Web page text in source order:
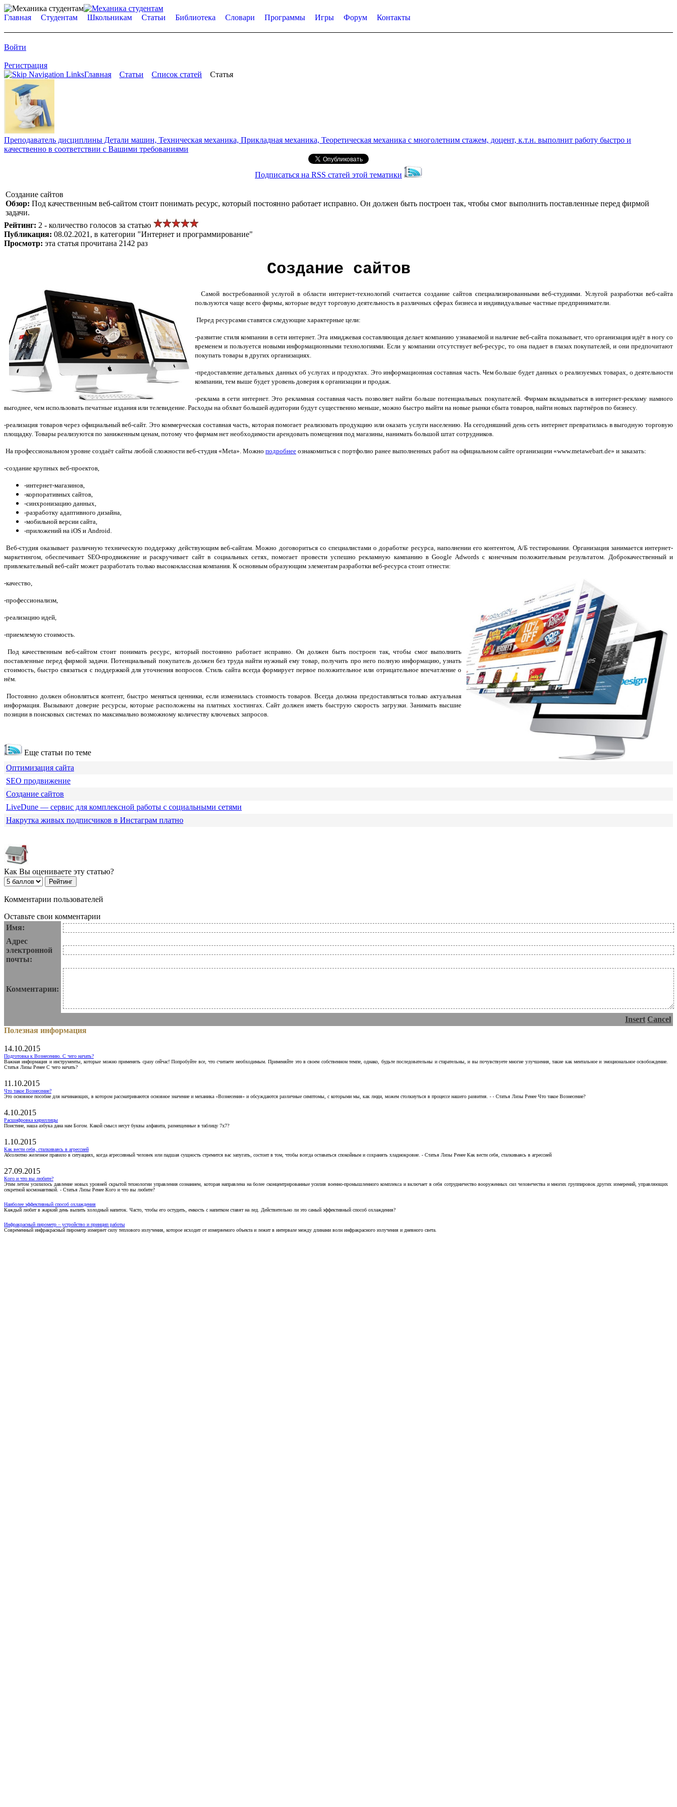
Главная Студентам Школьникам Статьи Библиотека Словари Программы Игры Форум Контакты
Войти
Регистрация
Главная
Статьи Список статей Статья
Преподаватель дисциплины Детали машин, Техническая механика, Прикладная механика, Теоретическая механика с многолетним стажем, доцент, к.т.н. выполнит работу быстро и
качественно в соответствии с Вашими требованиями
Подписаться на RSS статей этой тематики
Создание сайтов
Обзор: Под качественным веб-сайтом стоит понимать ресурс, который постоянно работает исправно. Он должен быть построен так, чтобы смог выполнить поставленные перед фирмой
задачи.
Рейтинг: 2 - количество голосов за статью
Публикация: 08.02.2021, в категории "Интернет и программирование"
Просмотр: эта статья прочитана 2142 раз
Создание сайтов
Самой востребованной услугой в области интернет-технологий считается создание сайтов специализированными веб-студиями. Услугой разработки веб-сайта
пользуются чаще всего фирмы, которые ведут торговую деятельность в различных сферах бизнеса и индивидуальные частные предприниматели.
Перед ресурсами ставятся следующие характерные цели:
-развитие стиля компании в сети интернет. Эта имиджевая составляющая делает компанию узнаваемой и наличие веб-сайта показывает, что организация идёт в ногу со
временем и пользуется новыми информационными технологиями. Если у компании отсутствует веб-ресурс, то она падает в глазах покупателей, и они предпочитают
покупать товары в других организациях.
-предоставление детальных данных об услугах и продуктах. Это информационная составная часть. Чем больше будет данных о реализуемых товарах, о деятельности
компании, тем выше будет уровень доверия к организации и продаж.
-реклама в сети интернет. Это рекламная составная часть позволяет найти больше потенциальных покупателей. Фирмам вкладываться в интернет-рекламу намного
выгоднее, чем использовать печатные издания или телевидение. Расходы на обхват большей аудитории будут существенно меньше, можно быстро выйти на новые рынки сбыта товаров, найти новых партнёров по бизнесу.
-реализация товаров через официальный веб-сайт. Это коммерческая составная часть, которая помогает реализовать продукцию или оказать услуги населению. На сегодняшний день сеть интернет превратилась в выгодную торговую
площадку. Товары реализуются по заниженным ценам, потому что фирмам нет необходимости арендовать помещения под магазины, нанимать большой штат сотрудников.
На профессиональном уровне создаёт сайты любой сложности веб-студия «Meta». Можно подробнее ознакомиться с портфолио ранее выполненных работ на официальном сайте организации «www.metawebart.de» и заказать:
-создание крупных веб-проектов,
-интернет-магазинов,
-корпоративных сайтов,
-синхронизацию данных,
-разработку адаптивного дизайна,
-мобильной версии сайта,
-приложений на iOS и Android.
Веб-студия оказывает различную техническую поддержку действующим веб-сайтам. Можно договориться со специалистами о доработке ресурса, наполнении его контентом, А/Б тестировании. Организация занимается интернет-
маркетингом, обеспечивает SEO-продвижение и раскручивает сайт в социальных сетях, помогает провести успешно рекламную кампанию в Google Adwords с конечным положительным результатом. Доброкачественный и
привлекательный веб-сайт может разработать только высококлассная компания. К основным образующим элементам разработки веб-ресурса стоит отнести:
-качество,
-профессионализм,
-реализацию идей,
-приемлемую стоимость.
Под качественным веб-сайтом стоит понимать ресурс, который постоянно работает исправно. Он должен быть построен так, чтобы смог выполнить
поставленные перед фирмой задачи. Потенциальный покупатель должен без труда найти нужный ему товар, получить про него полную информацию, узнать
стоимость, быстро связаться с поддержкой для уточнения вопросов. Стиль сайта всегда формирует первое положительное или отрицательное впечатление о
нём.
Постоянно должен обновляться контент, быстро меняться ценники, если изменилась стоимость товаров. Всегда должна предоставляться только актуальная
информация. Вызывают доверие ресурсы, которые расположены на платных хостингах. Сайт должен иметь быструю скорость загрузки. Занимать высшие
позиции в поисковых системах по максимально возможному количеству ключевых запросов.
Еще статьи по теме
Оптимизация сайта
SEO продвижение
Создание сайтов
LiveDune — сервис для комплексной работы с социальными сетями
Накрутка живых подписчиков в Инстаграм платно
Как Вы оцениваете эту статью?
Комментарии пользователей
Оставьте свои комментарии
Имя:
Адрес
электронной
почты:
Комментарии:
Insert Cancel
Полезная информация
14.10.2015
Подготовка к Вознесению. С чего начать?
Важная информация и инструменты, которые можно применять сразу сейчас! Попробуйте все, что считаете необходимым. Применяйте это в своем собственном темпе, однако, будьте последовательны и старательны, и вы почувствуете многие улучшения, такие как ментальное и эмоциональное освобождение.
Статья Лизы Ренее С чего начать?
11.10.2015
Что такое Вознесение?
Это основное пособие для начинающих, в котором рассматриваются основное значение и механика «Вознесения» и обсуждаются различные симптомы, с которыми мы, как люди, можем столкнуться в процессе нашего развития. - - Статья Лизы Ренее Что такое Вознесение?
4.10.2015
Расшифровка кириллицы
Поистине, наша азбука дана нам Богом. Какой смысл несут буквы алфавита, размещенные в таблицу 7х7?
1.10.2015
Как вести себя, сталкиваясь в агрессией
Абсолютно железное правило в ситуациях, когда агрессивный человек или падшая сущность стремится вас запугать, состоит в том, чтобы всегда оставаться спокойным и сохранять хладнокровие. - Статья Лизы Ренее Как вести себя, сталкиваясь в агрессией
27.09.2015
Кого и что вы любите?
Этим летом усилилось давление новых уровней скрытой технологии управления сознанием, которая направлена на более сконцентрированные усилия военно-промышленного комплекса и включает в себя сотрудничество вооруженных сил человечества и многих группировок других измерений, управляющих
секретной космонавтикой. - Статья Лизы Ренее Кого и что вы любите?
Наиболее эффективный способ охлаждения
Каждый любит в жаркий день выпить холодный напиток. Часто, чтобы его остудить, емкость с напитком ставят на лед. Действительно ли это самый эффективный способ охлаждения?
Инфракрасный пирометр – устройство и принцип работы
Современный инфракрасный пирометр измеряет силу теплового излучения, которое исходит от измеряемого объекта и лежит в интервале между длинами волн инфракрасного излучения и дневного света.